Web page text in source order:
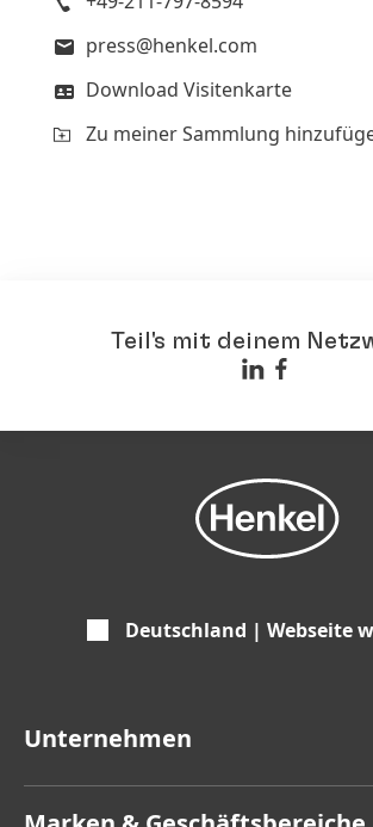
press@henkel.com
Download Visitenkarte
Zu meiner Sammlung
Teil's mit deinem
Deutschland | Webseite
Unternehmen